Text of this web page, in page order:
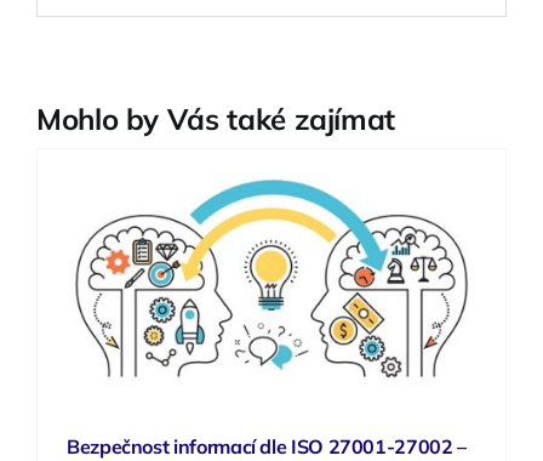
Mohlo by Vás také zajímat
Bezpečnost informací dle ISO 27001-27002 –